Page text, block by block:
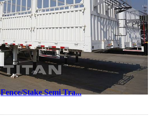
Fence/Stake Semi Tra...